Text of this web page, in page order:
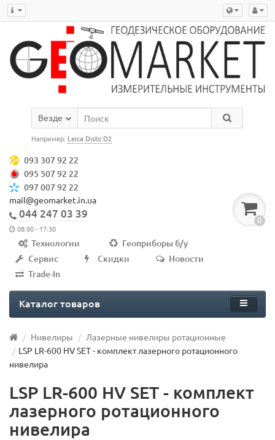
Везде
Например: Leica Disto D2
093 307 92 22
095 507 92 22
097 007 92 22
mail@geomarket.in.ua
044 247 03 39
08:00 - 17:30
0
Технологии
Геоприборы б/у
Сервис
Скидки
Новости
Trade-In
Каталог товаров
Нивелиры
Лазерные нивелиры ротационные
LSP LR-600 HV SET - комплект лазерного ротационного
нивелира
LSP LR-600 HV SET - комплект
лазерного ротационного
нивелира